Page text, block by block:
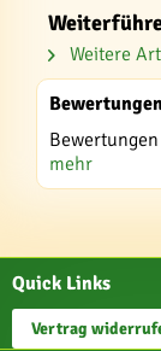
Weitere
Bewertungen
mehr
Quick Links
Vertrag